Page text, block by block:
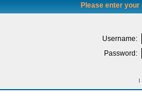
Please enter
Username:
Password:
I